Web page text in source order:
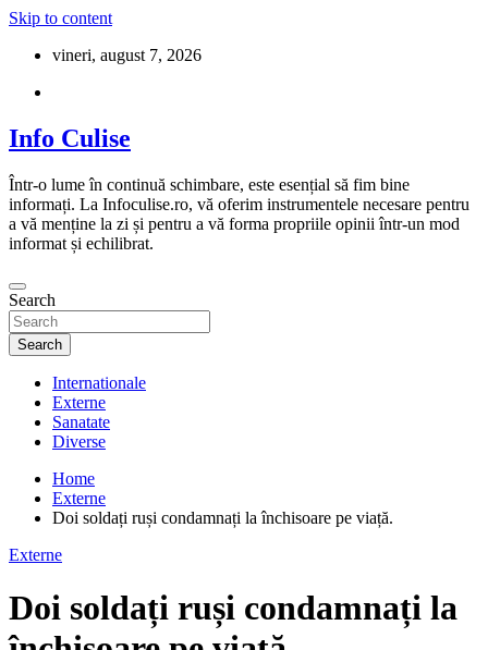
Skip to content
vineri, august 7, 2026
Info Culise
Într-o lume în continuă schimbare, este esențial să fim bine
informați. La Infoculise.ro, vă oferim instrumentele necesare pentru
a vă menține la zi și pentru a vă forma propriile opinii într-un mod
informat și echilibrat.
Search
Search
Internationale
Externe
Sanatate
Diverse
Home
Externe
Doi soldați ruși condamnați la închisoare pe viață.
Externe
Doi soldați ruși condamnați la